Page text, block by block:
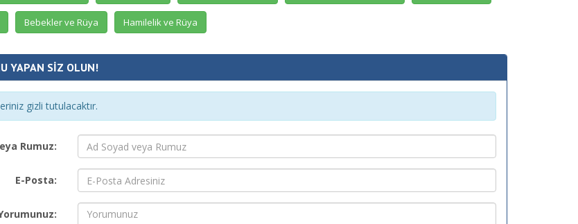
Bebekler ve Rüya Hamilelik ve Rüya
YAPAN SİZ OLUN!
gizli tutulacaktır.
Rumuz:
E-Posta: